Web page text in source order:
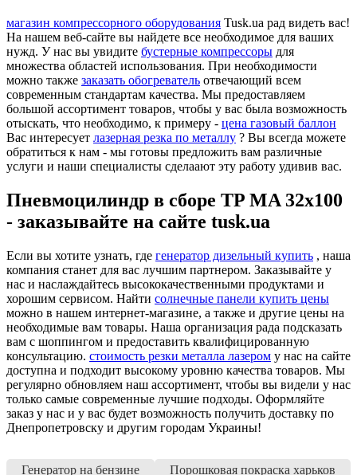
магазин компрессорного оборудования Tusk.ua рад видеть вас!
На нашем веб-сайте вы найдете все необходимое для ваших
нужд. У нас вы увидите бустерные компрессоры для
множества областей использования. При необходимости
можно также заказать обогреватель отвечающий всем
современным стандартам качества. Мы предоставляем
большой ассортимент товаров, чтобы у вас была возможность
отыскать, что необходимо, к примеру - цена газовый баллон
Вас интересует лазерная резка по металлу ? Вы всегда можете
обратиться к нам - мы готовы предложить вам различные
услуги и наши специалисты сделаают эту работу удивив вас.
Пневмоцилиндр в сборе TP MA 32x100
- заказывайте на сайте tusk.ua
Если вы хотите узнать, где генератор дизельный купить , наша
компания станет для вас лучшим партнером. Заказывайте у
нас и наслаждайтесь высококачественными продуктами и
хорошим сервисом. Найти солнечные панели купить цены
можно в нашем интернет-магазине, а также и другие цены на
необходимые вам товары. Наша организация рада подсказать
вам с шоппингом и предоставить квалифицированную
консультацию. стоимость резки металла лазером у нас на сайте
доступна и подходит высокому уровню качества товаров. Мы
регулярно обновляем наш ассортимент, чтобы вы видели у нас
только самые современные лучшие подходы. Оформляйте
заказ у нас и у вас будет возможность получить доставку по
Днепропетровску и другим городам Украины!
Генератор на бензине
Порошковая покраска харьков